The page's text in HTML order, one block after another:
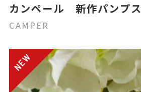
カンペール 新作パンプス
CAMPER